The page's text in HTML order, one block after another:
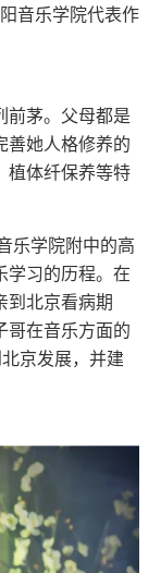
音乐学院代表作
前茅。父母都是
善她人格修养的
植体纤保养等特
乐学院附中的高
学习的历程。在
到北京看病期
哥在音乐方面的
京发展，并建